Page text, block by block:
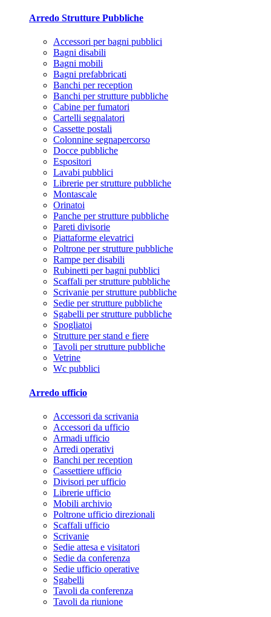
Arredo Strutture Pubbliche
Accessori per bagni pubblici
Bagni disabili
Bagni mobili
Bagni prefabbricati
Banchi per reception
Banchi per strutture pubbliche
Cabine per fumatori
Cartelli segnalatori
Cassette postali
Colonnine segnapercorso
Docce pubbliche
Espositori
Lavabi pubblici
Librerie per strutture pubbliche
Montascale
Orinatoi
Panche per strutture pubbliche
Pareti divisorie
Piattaforme elevatrici
Poltrone per strutture pubbliche
Rampe per disabili
Rubinetti per bagni pubblici
Scaffali per strutture pubbliche
Scrivanie per strutture pubbliche
Sedie per strutture pubbliche
Sgabelli per strutture pubbliche
Spogliatoi
Strutture per stand e fiere
Tavoli per strutture pubbliche
Vetrine
Wc pubblici
Arredo ufficio
Accessori da scrivania
Accessori da ufficio
Armadi ufficio
Arredi operativi
Banchi per reception
Cassettiere ufficio
Divisori per ufficio
Librerie ufficio
Mobili archivio
Poltrone ufficio direzionali
Scaffali ufficio
Scrivanie
Sedie attesa e visitatori
Sedie da conferenza
Sedie ufficio operative
Sgabelli
Tavoli da conferenza
Tavoli da riunione